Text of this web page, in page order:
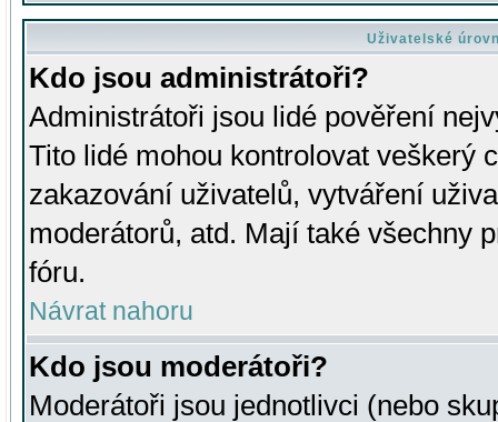
Uživatelské
Kdo jsou administrátoři?
Administrátoři jsou lidé pověření
Tito lidé mohou kontrolovat veškerý
zakazování uživatelů, vytváření
moderátorů, atd. Mají také všechny
fóru.
Návrat nahoru
Kdo jsou moderátoři?
Moderátoři jsou jednotlivci (nebo